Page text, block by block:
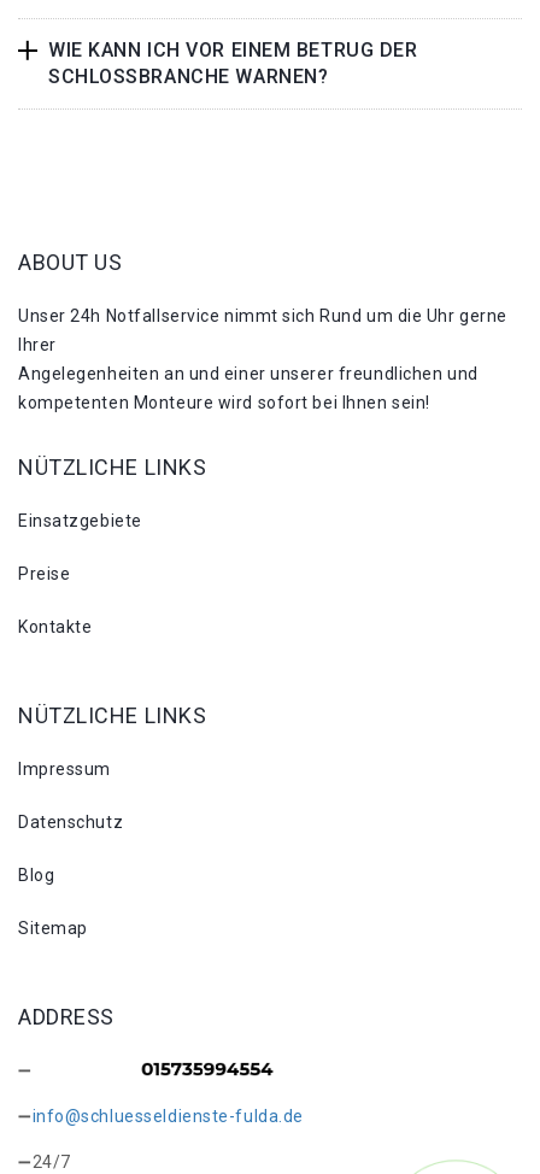
WIE KANN ICH VOR EINEM BETRUG DER
SCHLOSSBRANCHE WARNEN?
ABOUT US
Unser 24h Notfallservice nimmt sich Rund um die Uhr gerne
Ihrer
Angelegenheiten an und einer unserer freundlichen und
kompetenten Monteure wird sofort bei Ihnen sein!
NÜTZLICHE LINKS
Einsatzgebiete
Preise
Kontakte
NÜTZLICHE LINKS
Impressum
Datenschutz
Blog
Sitemap
ADDRESS
info@schluesseldienste-fulda.de
24/7